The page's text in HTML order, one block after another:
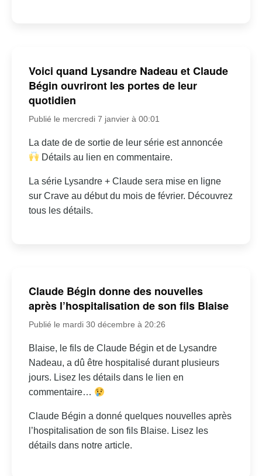
Voici quand Lysandre Nadeau et Claude
Bégin ouvriront les portes de leur
quotidien
Publié le mercredi 7 janvier à 00:01
La date de de sortie de leur série est annoncée
Détails au lien en commentaire.
La série Lysandre + Claude sera mise en ligne
sur Crave au début du mois de février. Découvrez
tous les détails.
Claude Bégin donne des nouvelles
après l’hospitalisation de son fils Blaise
Publié le mardi 30 décembre à 20:26
Blaise, le fils de Claude Bégin et de Lysandre
Nadeau, a dû être hospitalisé durant plusieurs
jours. Lisez les détails dans le lien en
commentaire…
Claude Bégin a donné quelques nouvelles après
l’hospitalisation de son fils Blaise. Lisez les
détails dans notre article.